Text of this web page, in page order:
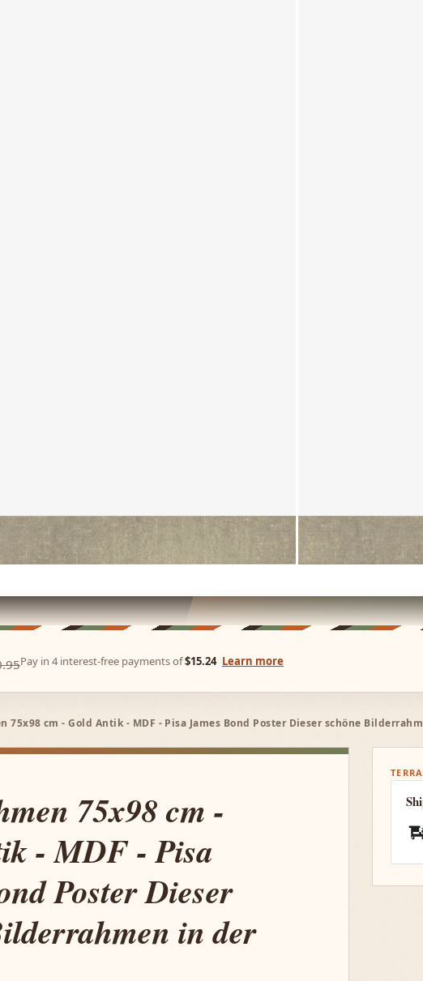
Pay in 4 interest-free payments of$15.24 Learn more
75x98 cm - Gold Antik - MDF - Pisa James Bond Poster Dieser schöne
75x98 cm -
- MDF - Pisa
Poster Dieser
in der